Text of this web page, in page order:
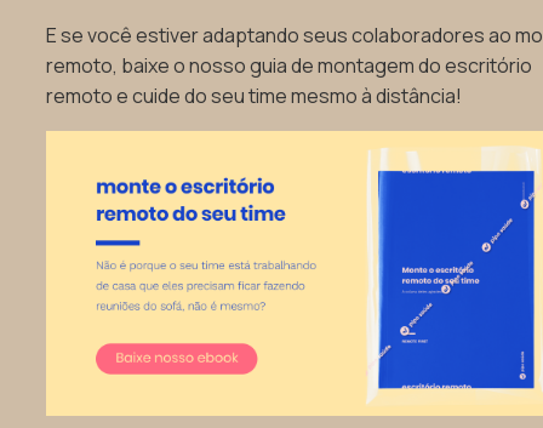
E se você estiver adaptando seus colaboradores ao
remoto, baixe o nosso guia de montagem do escritório
remoto e cuide do seu time mesmo à distância!